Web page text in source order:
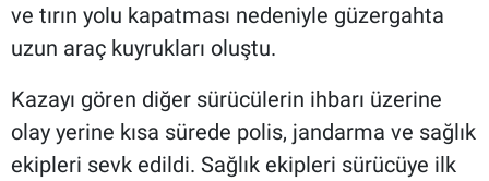
ve tırın yolu kapatması nedeniyle güzergahta
uzun araç kuyrukları oluştu.
Kazayı gören diğer sürücülerin ihbarı üzerine
olay yerine kısa sürede polis, jandarma ve sağlık
ekipleri sevk edildi. Sağlık ekipleri sürücüye ilk